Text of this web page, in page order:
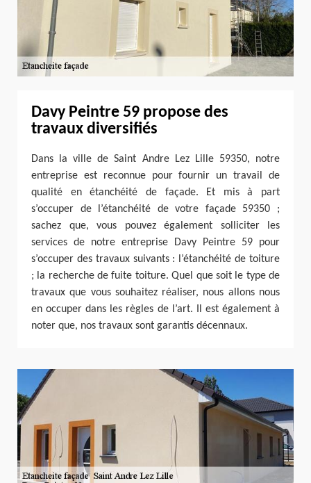
Davy Peintre 59 propose des
travaux diversifiés
Dans la ville de Saint Andre Lez Lille 59350, notre
entreprise est reconnue pour fournir un travail de
qualité en étanchéité de façade. Et mis à part
s’occuper de l’étanchéité de votre façade 59350 ;
sachez que, vous pouvez également solliciter les
services de notre entreprise Davy Peintre 59 pour
s’occuper des travaux suivants : l’étanchéité de toiture
; la recherche de fuite toiture. Quel que soit le type de
travaux que vous souhaitez réaliser, nous allons nous
en occuper dans les règles de l’art. Il est également à
noter que, nos travaux sont garantis décennaux.